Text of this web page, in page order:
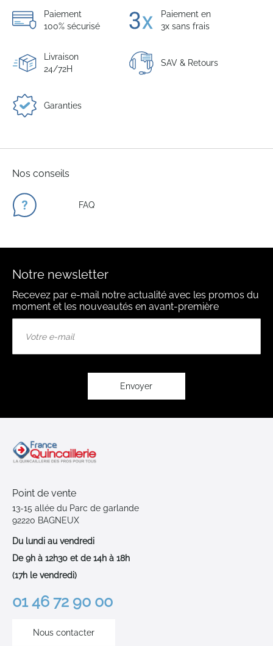
Paiement
100% sécurisé
Paiement en
3x sans frais
Livraison
24/72H
SAV & Retours
Garanties
Nos conseils
FAQ
Notre newsletter
Recevez par e-mail notre actualité avec les promos du
moment et les nouveautés en avant-première
Envoyer
Point de vente
13-15 allée du Parc de garlande
92220 BAGNEUX
Du lundi au vendredi
De 9h à 12h30 et de 14h à 18h
(17h le vendredi)
01 46 72 90 00
Nous contacter